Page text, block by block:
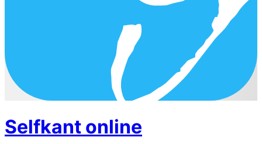
Selfkant online